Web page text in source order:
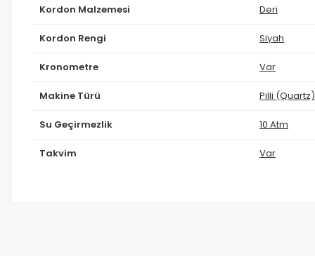
Kordon Malzemesi Deri
Kordon Rengi Siyah
Kronometre Var
Makine Türü Pilli (Quartz)
Su Geçirmezlik 10 Atm
Takvim Var